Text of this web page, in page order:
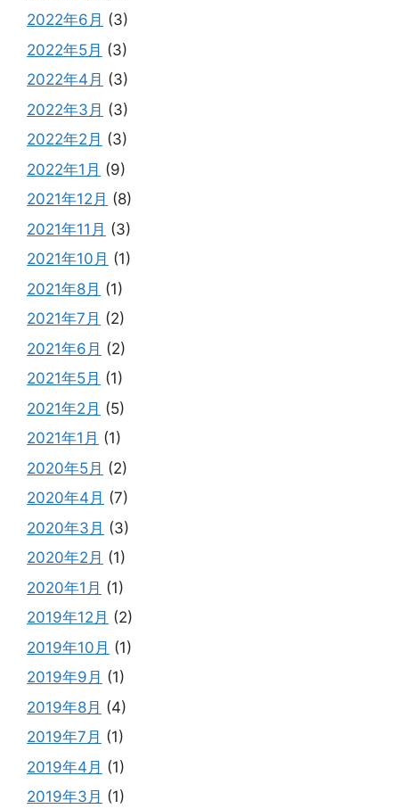
2022年6月 (3)
2022年5月 (3)
2022年4月 (3)
2022年3月 (3)
2022年2月 (3)
2022年1月 (9)
2021年12月 (8)
2021年11月 (3)
2021年10月 (1)
2021年8月 (1)
2021年7月 (2)
2021年6月 (2)
2021年5月 (1)
2021年2月 (5)
2021年1月 (1)
2020年5月 (2)
2020年4月 (7)
2020年3月 (3)
2020年2月 (1)
2020年1月 (1)
2019年12月 (2)
2019年10月 (1)
2019年9月 (1)
2019年8月 (4)
2019年7月 (1)
2019年4月 (1)
2019年3月 (1)